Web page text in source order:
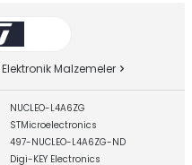
Malzemeler
NUCLEO-L4A6ZG
STMicroelectronics
497-NUCLEO-L4A6ZG-ND
Digi-KEY Electronics